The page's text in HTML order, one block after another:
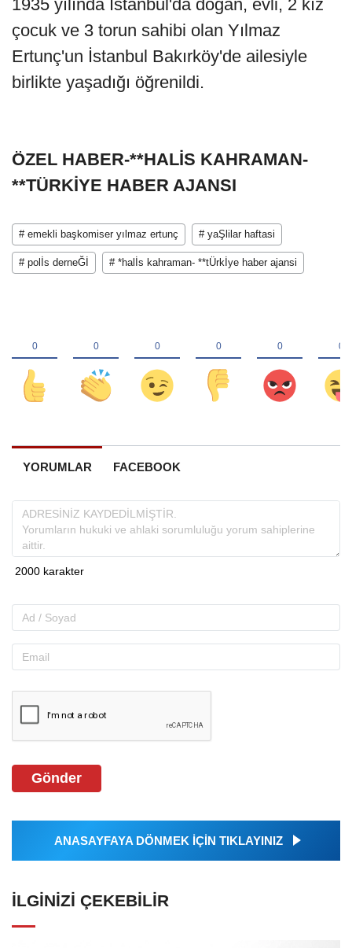
1935 yılında İstanbul'da doğan, evli, 2 kız
çocuk ve 3 torun sahibi olan Yılmaz
Ertunç'un İstanbul Bakırköy'de ailesiyle
birlikte yaşadığı öğrenildi.
ÖZEL HABER-**HALİS KAHRAMAN-
**TÜRKİYE HABER AJANSI
# emekli başkomiser yılmaz ertunç # yaŞlilar haftasi
# polİs derneĞİ # *halİs kahraman- **tÜrkİye haber ajansi
YORUMLAR FACEBOOK
Gönder
ANASAYFAYA DÖNMEK İÇİN TIKLAYINIZ
İLGINIZI ÇEKEBILIR